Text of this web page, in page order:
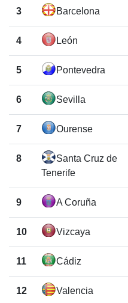
3 Barcelona
4 León
5 Pontevedra
6 Sevilla
7 Ourense
8
Santa Cruz de
Tenerife
9 A Coruña
10 Vizcaya
11 Cádiz
12 Valencia